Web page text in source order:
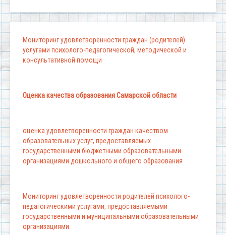
Мониторинг удовлетворенности граждан (родителей)
услугами психолого-педагогической, методической и
консультативной помощи
Оценка качества образования Самарской области
оценка удовлетворенности граждан качеством
образовательных услуг, предоставляемых
государственными бюджетными образовательными
организациями дошкольного и общего образования
Мониторинг удовлетворенности родителей психолого-
педагогическими услугами, предоставляемыми
государственными и муниципальными образовательными
организациями.